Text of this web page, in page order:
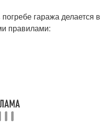
гаража делается в
правилами: